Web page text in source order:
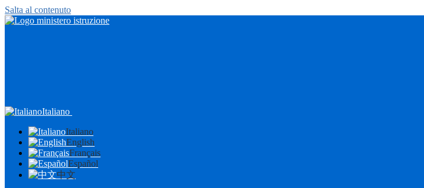
Salta al contenuto
Italiano
Italiano
English
Français
Español
中文